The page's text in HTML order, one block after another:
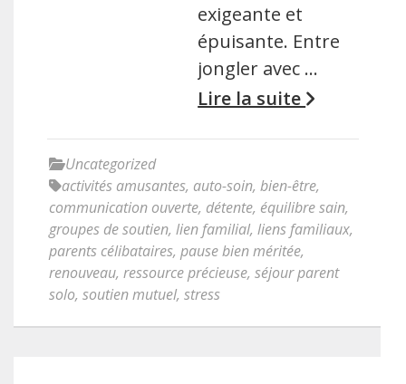
exigeante et
épuisante. Entre
jongler avec …
Lire la suite
Uncategorized
activités amusantes, auto-soin, bien-être,
communication ouverte, détente, équilibre sain,
groupes de soutien, lien familial, liens familiaux,
parents célibataires, pause bien méritée,
renouveau, ressource précieuse, séjour parent
solo, soutien mutuel, stress